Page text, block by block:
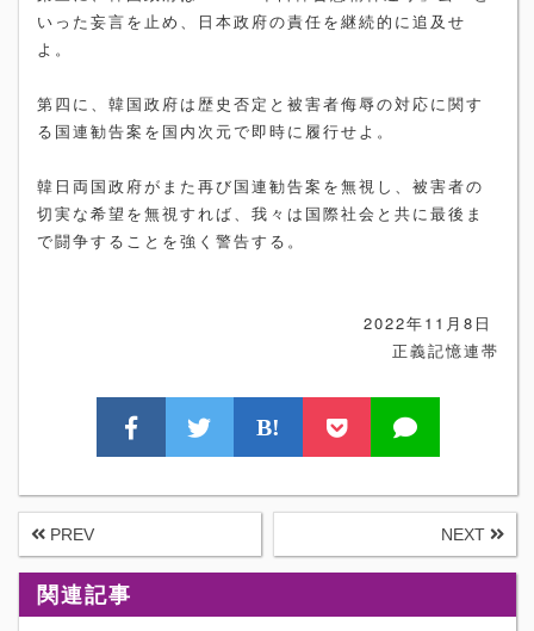
いった妄言を止め、日本政府の責任を継続的に追及せ
よ。
第四に、韓国政府は歴史否定と被害者侮辱の対応に関す
る国連勧告案を国内次元で即時に履行せよ。
韓日両国政府がまた再び国連勧告案を無視し、被害者の
切実な希望を無視すれば、我々は国際社会と共に最後ま
で闘争することを強く警告する。
2022年11月8日
正義記憶連帯
B!
PREV NEXT
関連記事